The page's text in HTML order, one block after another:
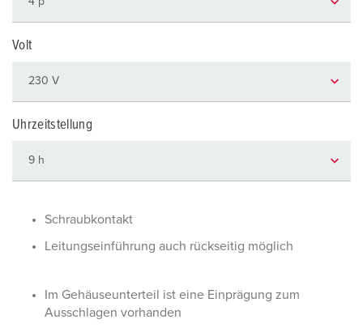
Volt
Uhrzeitstellung
Schraubkontakt
Leitungseinführung auch rückseitig möglich
Im Gehäuseunterteil ist eine Einprägung zum
Ausschlagen vorhanden